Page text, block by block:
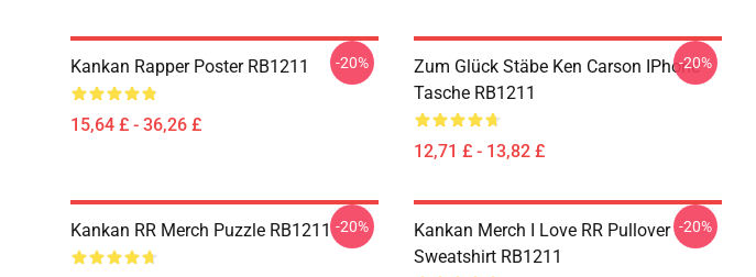
Kankan Rapper Poster RB1211
15,64 £ - 36,26 £
-20%
Zum Glück Stäbe Ken Carson IPhone
Tasche RB1211
12,71 £ - 13,82 £
-20%
Kankan RR Merch Puzzle RB1211 -20%
Kankan Merch I Love RR Pullover
Sweatshirt RB1211
-20%